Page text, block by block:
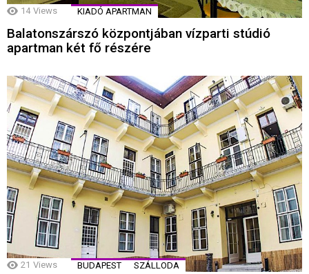
14 Views KIADÓ APARTMAN
Balatonszárszó központjában vízparti stúdió
apartman két fő részére
21 Views BUDAPEST SZÁLLODA